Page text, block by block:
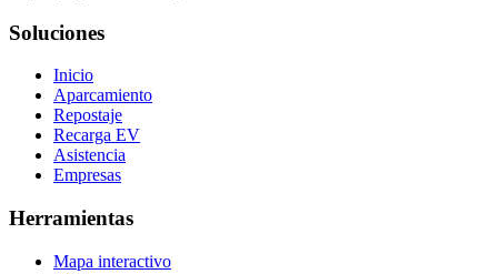
Soluciones
Inicio
Aparcamiento
Repostaje
Recarga EV
Asistencia
Empresas
Herramientas
Mapa interactivo